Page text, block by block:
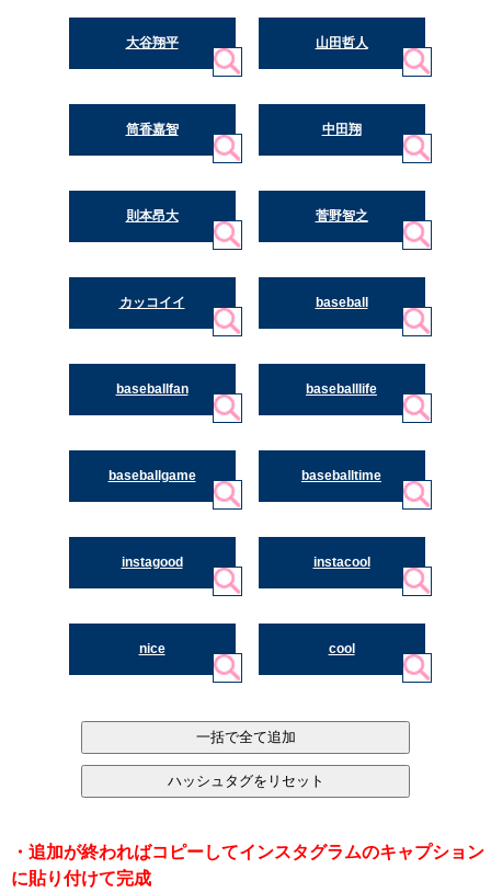
大谷翔平 山田哲人
筒香嘉智 中田翔
則本昂大 菅野智之
カッコイイ baseball
baseballfan baseballlife
baseballgame baseballtime
instagood instacool
nice cool
・追加が終わればコピーしてインスタグラムのキャプション
に貼り付けて完成